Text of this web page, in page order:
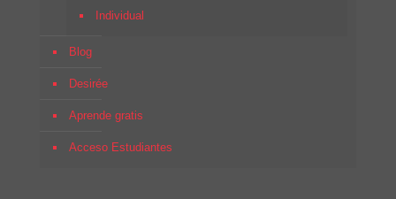
Individual
Blog
Desirée
Aprende gratis
Acceso Estudiantes